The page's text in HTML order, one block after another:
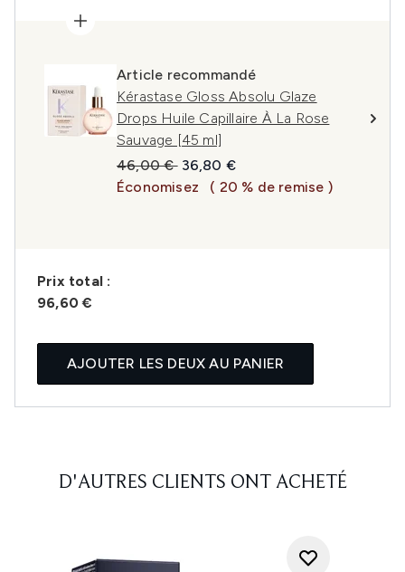
Article recommandé
Kérastase Gloss Absolu Glaze
Drops Huile Capillaire À La Rose
Sauvage [45 ml]
Prix de vente :
46,00 € Prix ​​actuel :
36,80 €
Économisez
( 20 % de remise )
Prix ​​total :
96,60 €
AJOUTER LES DEUX AU PANIER
D'AUTRES CLIENTS ONT ACHETÉ